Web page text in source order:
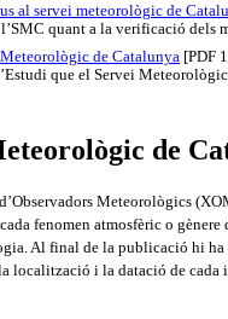
al servei meteorològic de
quant a la verificació
Meteorològic de Catalunya [PDF
que el Servei
de
Meteorològics
fenomen atmosfèric o
Al final de la publicació hi
localització i la datació de cada